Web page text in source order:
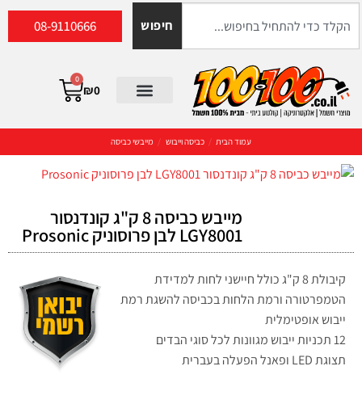
חיפוש 08-9110666
₪0
0
עמוד הבית / כביסה וייבוש / מייבשי כביסה
מייבש כביסה 8 ק"ג קונדנסור
LGY8001 לבן פרוסוניק Prosonic
קיבולת 8 ק"ג כולל חיישני לחות למדידת
הטמפרטורה ורמת הלחות בכביסה להשגת רמת
ייבוש אופטימלית
12 תכניות ייבוש מגוונות לכל סוגי הבדים
תצוגת LED ופאנל הפעלה בעברית